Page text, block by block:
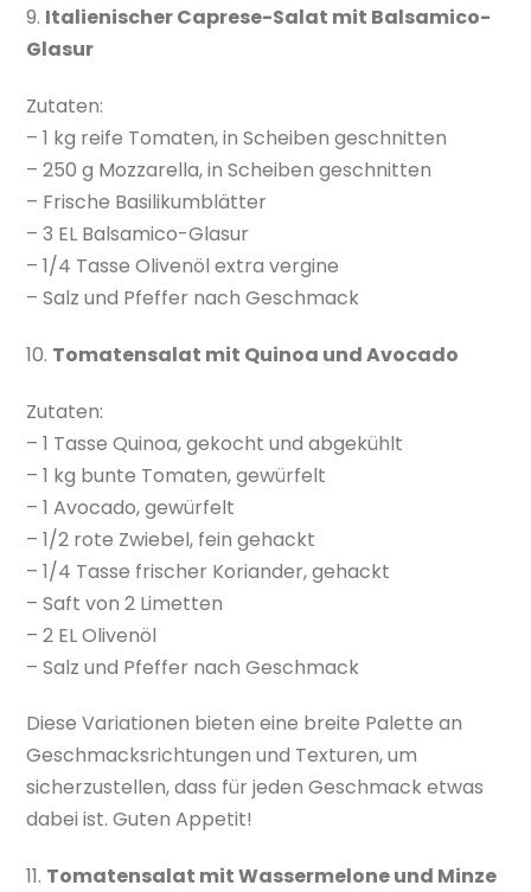
9. Italienischer Caprese-Salat mit Balsamico-
Glasur
Zutaten:
– 1 kg reife Tomaten, in Scheiben geschnitten
– 250 g Mozzarella, in Scheiben geschnitten
– Frische Basilikumblätter
– 3 EL Balsamico-Glasur
– 1/4 Tasse Olivenöl extra vergine
– Salz und Pfeffer nach Geschmack
10. Tomatensalat mit Quinoa und Avocado
Zutaten:
– 1 Tasse Quinoa, gekocht und abgekühlt
– 1 kg bunte Tomaten, gewürfelt
– 1 Avocado, gewürfelt
– 1/2 rote Zwiebel, fein gehackt
– 1/4 Tasse frischer Koriander, gehackt
– Saft von 2 Limetten
– 2 EL Olivenöl
– Salz und Pfeffer nach Geschmack
Diese Variationen bieten eine breite Palette an
Geschmacksrichtungen und Texturen, um
sicherzustellen, dass für jeden Geschmack etwas
dabei ist. Guten Appetit!
11. Tomatensalat mit Wassermelone und Minze